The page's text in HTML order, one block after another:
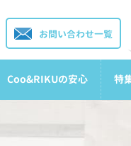
お問い合わせ一覧
Coo&RIKUの安心 特